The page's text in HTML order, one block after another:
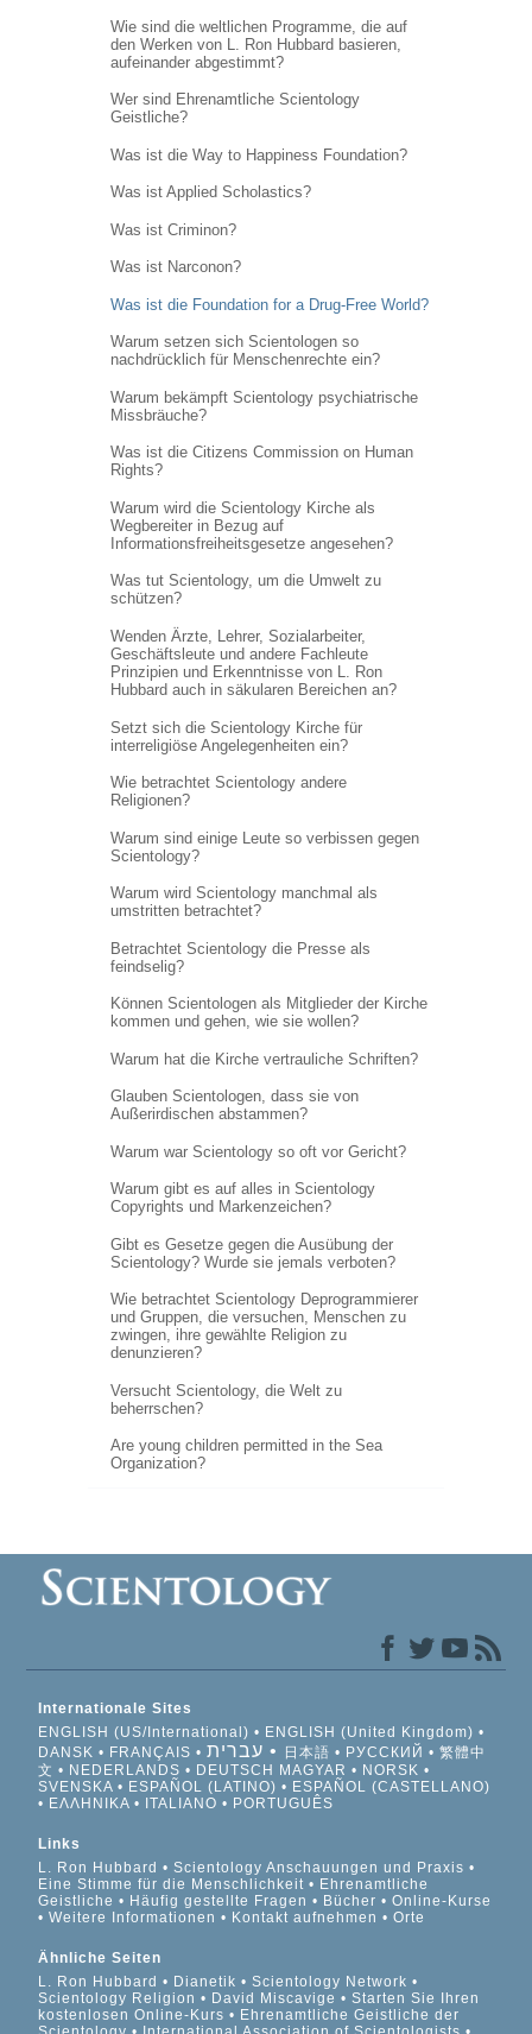
Wie sind die weltlichen Programme, die auf
den Werken von L. Ron Hubbard basieren,
aufeinander abgestimmt?
Wer sind Ehrenamtliche Scientology
Geistliche?
Was ist die Way to Happiness Foundation?
Was ist Applied Scholastics?
Was ist Criminon?
Was ist Narconon?
Was ist die Foundation for a Drug-Free World?
Warum setzen sich Scientologen so
nachdrücklich für Menschenrechte ein?
Warum bekämpft Scientology psychiatrische
Missbräuche?
Was ist die Citizens Commission on Human
Rights?
Warum wird die Scientology Kirche als
Wegbereiter in Bezug auf
Informationsfreiheitsgesetze angesehen?
Was tut Scientology, um die Umwelt zu
schützen?
Wenden Ärzte, Lehrer, Sozialarbeiter,
Geschäftsleute und andere Fachleute
Prinzipien und Erkenntnisse von L. Ron
Hubbard auch in säkularen Bereichen an?
Setzt sich die Scientology Kirche für
interreligiöse Angelegenheiten ein?
Wie betrachtet Scientology andere
Religionen?
Warum sind einige Leute so verbissen gegen
Scientology?
Warum wird Scientology manchmal als
umstritten betrachtet?
Betrachtet Scientology die Presse als
feindselig?
Können Scientologen als Mitglieder der Kirche
kommen und gehen, wie sie wollen?
Warum hat die Kirche vertrauliche Schriften?
Glauben Scientologen, dass sie von
Außerirdischen abstammen?
Warum war Scientology so oft vor Gericht?
Warum gibt es auf alles in Scientology
Copyrights und Markenzeichen?
Gibt es Gesetze gegen die Ausübung der
Scientology? Wurde sie jemals verboten?
Wie betrachtet Scientology Deprogrammierer
und Gruppen, die versuchen, Menschen zu
zwingen, ihre gewählte Religion zu
denunzieren?
Versucht Scientology, die Welt zu
beherrschen?
Are young children permitted in the Sea
Organization?
Internationale Sites
ENGLISH (US/International)
ENGLISH (United Kingdom)
DANSK
FRANÇAIS עברית 日本語 РУССКИЙ
繁體中
文
NEDERLANDS DEUTSCH MAGYAR
NORSK
SVENSKA
ESPAÑOL (LATINO)
ESPAÑOL (CASTELLANO)
ΕΛΛΗΝΙΚA
ITALIANO PORTUGUÊS
Links
L. Ron Hubbard
Scientology Anschauungen und Praxis
Eine Stimme für die Menschlichkeit
Ehrenamtliche
Geistliche
Häufig gestellte Fragen Bücher
Online-Kurse
Weitere Informationen
Kontakt aufnehmen Orte
Ähnliche Seiten
L. Ron Hubbard
Dianetik
Scientology Network
Scientology Religion
David Miscavige
Starten Sie Ihren
kostenlosen Online-Kurs
Ehrenamtliche Geistliche der